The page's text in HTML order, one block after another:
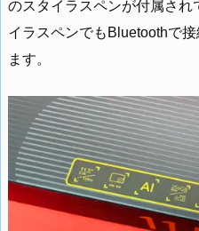
のスタイラスペンが付属され
イラスペンでもBluetoothで
ます。